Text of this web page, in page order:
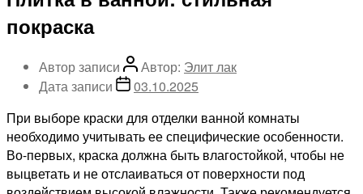
покраска
Автор записи Автор: Элит лак
Дата записи
03.10.2025
При выборе краски для отделки ванной комнаты
необходимо учитывать ее специфические особенности.
Во-первых, краска должна быть влагостойкой, чтобы не
выцветать и не отслаиваться от поверхности под